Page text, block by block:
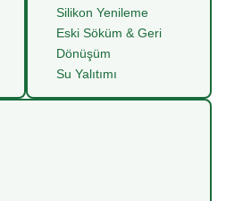
Silikon Yenileme
Eski Söküm & Geri
Dönüşüm
Su Yalıtımı